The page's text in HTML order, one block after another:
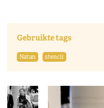
Gebruikte tags
Natan stencil